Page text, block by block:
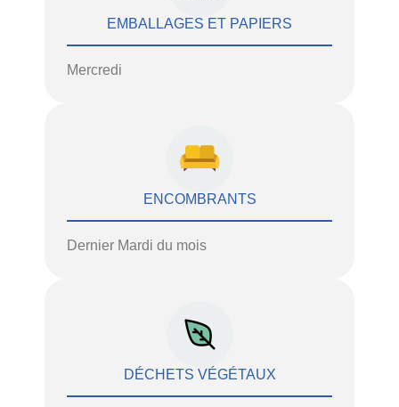
EMBALLAGES ET PAPIERS
Mercredi
ENCOMBRANTS
Dernier Mardi du mois
DÉCHETS VÉGÉTAUX